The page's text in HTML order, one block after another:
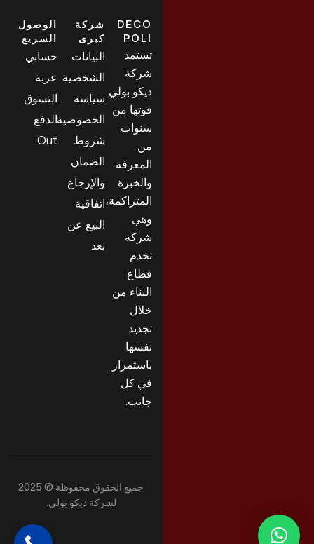
DECO
POLI
تستمد
شركة
ديكو بولي
قوتها من
سنوات
من
المعرفة
والخبرة
المتراكمة،
وهي
شركة
تخدم
قطاع
البناء من
خلال
تجديد
نفسها
باستمرار
في كل
جانب.
شركة
كبرى
البيانات
الشخصية
سياسة
الخصوصية
شروط
الضمان
والإرجاع
اتفاقية
البيع عن
بعد
الوصول
السريع
حسابي
عربة
التسوق
الدفع
Out
جميع الحقوق محفوظة © 2025
لشركة ديكو بولي.